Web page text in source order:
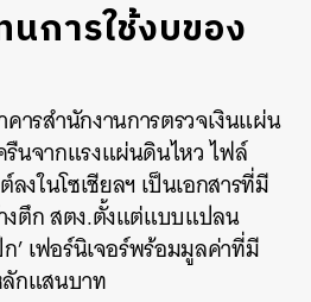
การใช้งบของ
ารสำนักงานการตรวจเงินแผ่น
นจากแรงแผ่นดินไหว ไฟล์
งในโซเชียลฯ เป็นเอกสารที่มี
างตึก สตง.ตั้งแต่แบบแปลน
ก’ เฟอร์นิเจอร์พร้อมมูลค่าที่มี
กแสนบาท